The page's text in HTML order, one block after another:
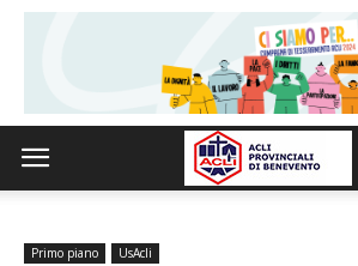
Primo piano UsAcli